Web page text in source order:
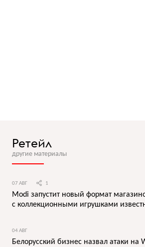
Ретейл
другие материалы
07 АВГ 1
Modi запустит новый формат
с коллекционными игрушками
04 АВГ
Белорусский бизнес назвал атаки на